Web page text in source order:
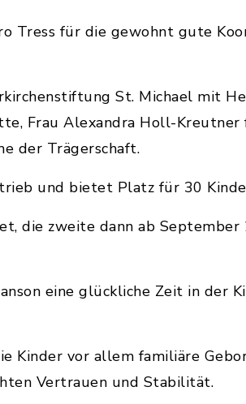
Tress für die gewohnt gute
St. Michael mit
Frau Alexandra Holl-
der Trägerschaft.
und bietet Platz für 30
die zweite dann ab September
eine glückliche Zeit in der
Kinder vor allem familiäre
Vertrauen und Stabilität.